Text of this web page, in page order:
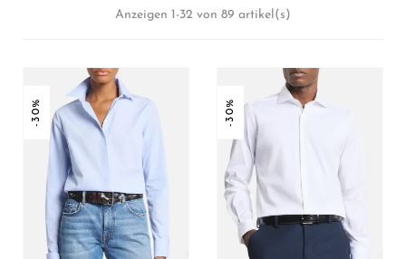
Anzeigen 1-32 von 89 artikel(s)
-30% -30%